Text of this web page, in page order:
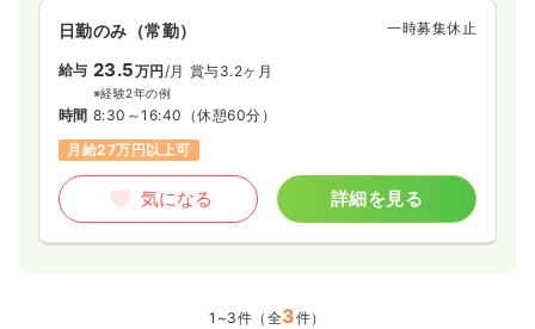
日勤のみ（常勤） 一時募集休止
給与 23.5万円 /月 賞与3.2ヶ月
※経験2年の例
時間 8:30～16:40 （休憩60分）
月給27万円以上可
気になる 詳細を見る
1~3件（全3件）